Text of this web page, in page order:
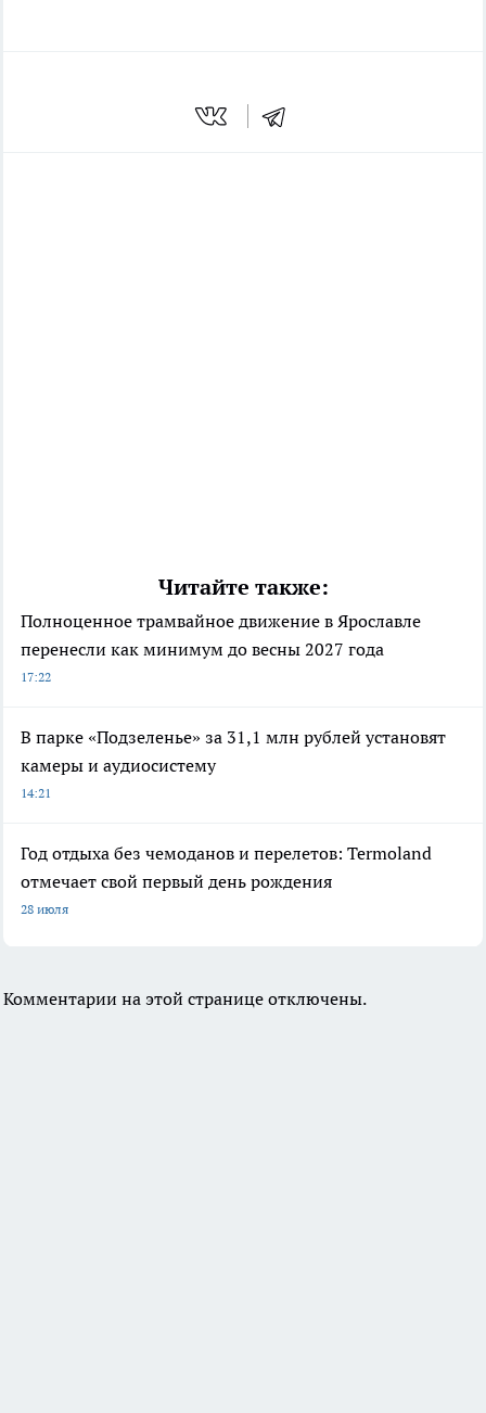
Читайте также:
Полноценное трамвайное движение в Ярославле
перенесли как минимум до весны 2027 года
17:22
В парке «Подзеленье» за 31,1 млн рублей установят
камеры и аудиосистему
14:21
Год отдыха без чемоданов и перелетов: Termoland
отмечает свой первый день рождения
28 июля
Комментарии на этой странице отключены.